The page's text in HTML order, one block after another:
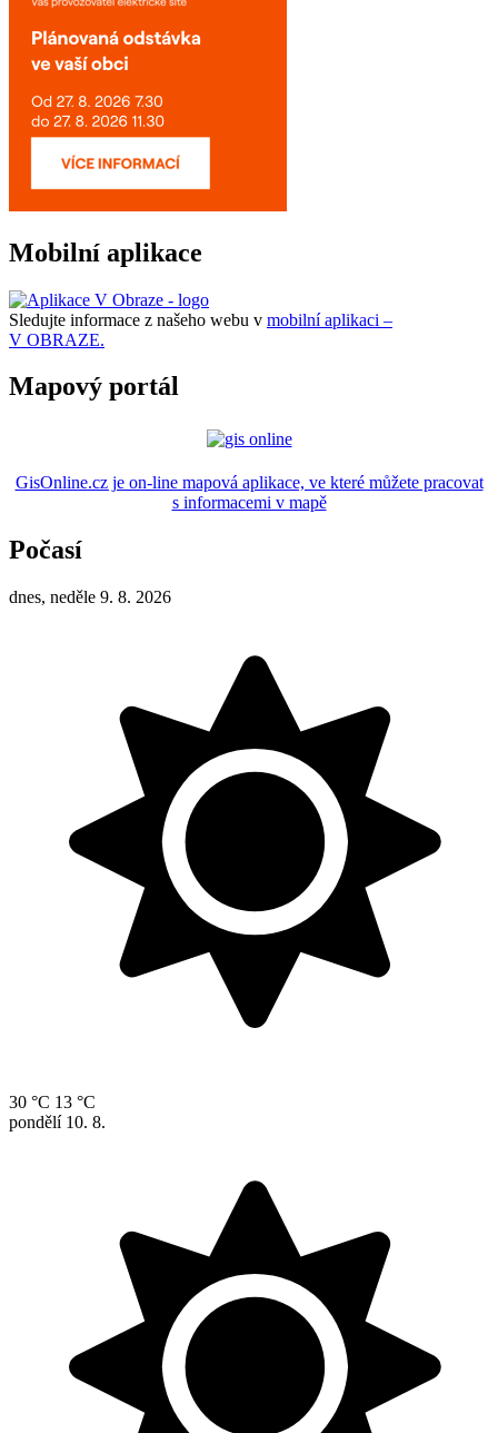
Mobilní aplikace
Sledujte informace z našeho webu v mobilní aplikaci –
V OBRAZE.
Mapový portál
GisOnline.cz je on-line mapová aplikace, ve které můžete pracovat
s informacemi v mapě
Počasí
dnes, neděle 9. 8. 2026
30 °C 13 °C
pondělí 10. 8.